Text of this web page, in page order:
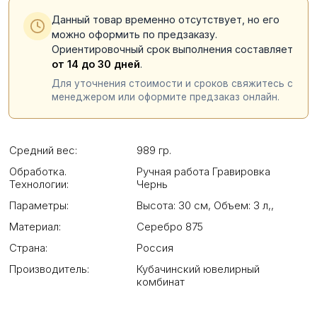
Данный товар временно отсутствует, но его
можно оформить по предзаказу.
Ориентировочный срок выполнения составляет
от 14 до 30 дней.
Для уточнения стоимости и сроков свяжитесь с
менеджером или оформите предзаказ онлайн.
Средний вес:
989 гр.
Обработка.
Технологии:
Ручная работа Гравировка
Чернь
Параметры:
Высота: 30 см, Объем: 3 л,,
Материал:
Серебро 875
Страна:
Россия
Производитель:
Кубачинский ювелирный
комбинат